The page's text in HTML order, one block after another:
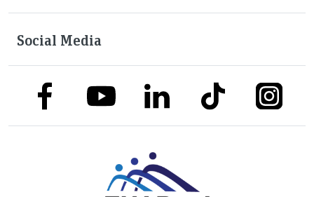
Social Media
link to facebooklink to youtubelink to linkedinlink to tiktok link to